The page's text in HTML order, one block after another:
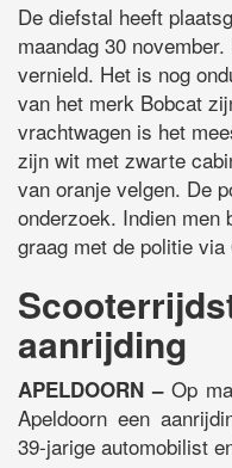
De diefstal heeft
maandag 30
vernield. Het is nog
van het merk Bobcat
vrachtwagen is het
zijn wit met zwarte
van oranje velgen. De
onderzoek. Indien men
graag met de politie via
aanrijding
APELDOORN –Op
Apeldoorn een
39-jarige automobilist